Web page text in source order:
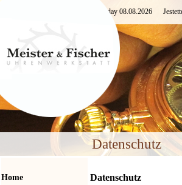
Saturday 08.08.2026
Datenschutz
Home
Datenschutz